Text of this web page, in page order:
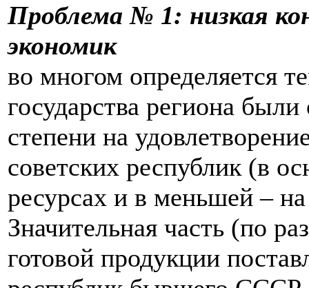
Проблема № 1: низкая
экономик
во многом определяется
государства региона
степени на
советских республик (в
ресурсах и в меньшей –
Значительная часть (по
готовой продукции